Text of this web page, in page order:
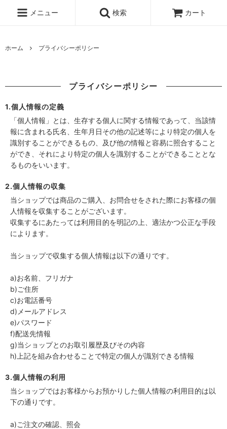
メニュー 検索 カート
ホーム プライバシーポリシー
プライバシーポリシー
1.個人情報の定義
「個人情報」とは、生存する個人に関する情報であって、当該情
報に含まれる氏名、生年月日その他の記述等により特定の個人を
識別することができるもの、及び他の情報と容易に照合すること
ができ、それにより特定の個人を識別することができることとな
るものをいいます。
2.個人情報の収集
当ショップでは商品のご購入、お問合せをされた際にお客様の個
人情報を収集することがございます。
収集するにあたっては利用目的を明記の上、適法かつ公正な手段
によります。
当ショップで収集する個人情報は以下の通りです。
a)お名前、フリガナ
b)ご住所
c)お電話番号
d)メールアドレス
e)パスワード
f)配送先情報
g)当ショップとのお取引履歴及びその内容
h)上記を組み合わせることで特定の個人が識別できる情報
3.個人情報の利用
当ショップではお客様からお預かりした個人情報の利用目的は以
下の通りです。
a)ご注文の確認、照会